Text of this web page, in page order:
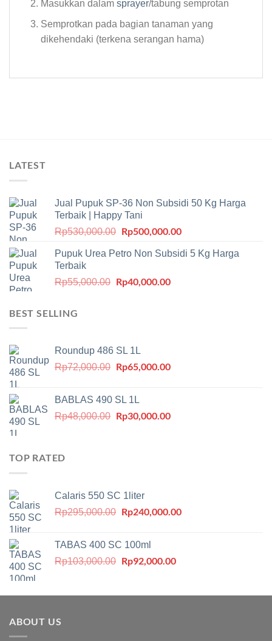
Masukkan dalam sprayer/tabung semprotan
Semprotkan pada bagian tanaman yang
dikehendaki (terkena serangan hama)
LATEST
Jual Pupuk SP-36 Non Subsidi 50 Kg Harga
Terbaik | Happy Tani
Rp530,000.00 Harga
adalah:
Rp500,000.00Harga
ini
Pupuk Urea Petro Non Subsidi 5 Kg Harga
Terbaik
Rp55,000.00 Harga
Rp40,000.00Harga
BEST SELLING
Roundup 486 SL 1L
Rp72,000.00 Harga
Rp72,000.00.
Rp65,000.00Harga
Rp65,000.00.
BABLAS 490 SL 1L
Rp48,000.00 Harga
Rp30,000.00Harga
TOP RATED
Calaris 550 SC 1liter
Rp295,000.00 Harga
Rp295,000.00.
Rp240,000.00Harga
TABAS 400 SC 100ml
Rp103,000.00 Harga
Rp103,000.00.
Rp92,000.00Harga
adalah:
ABOUT US